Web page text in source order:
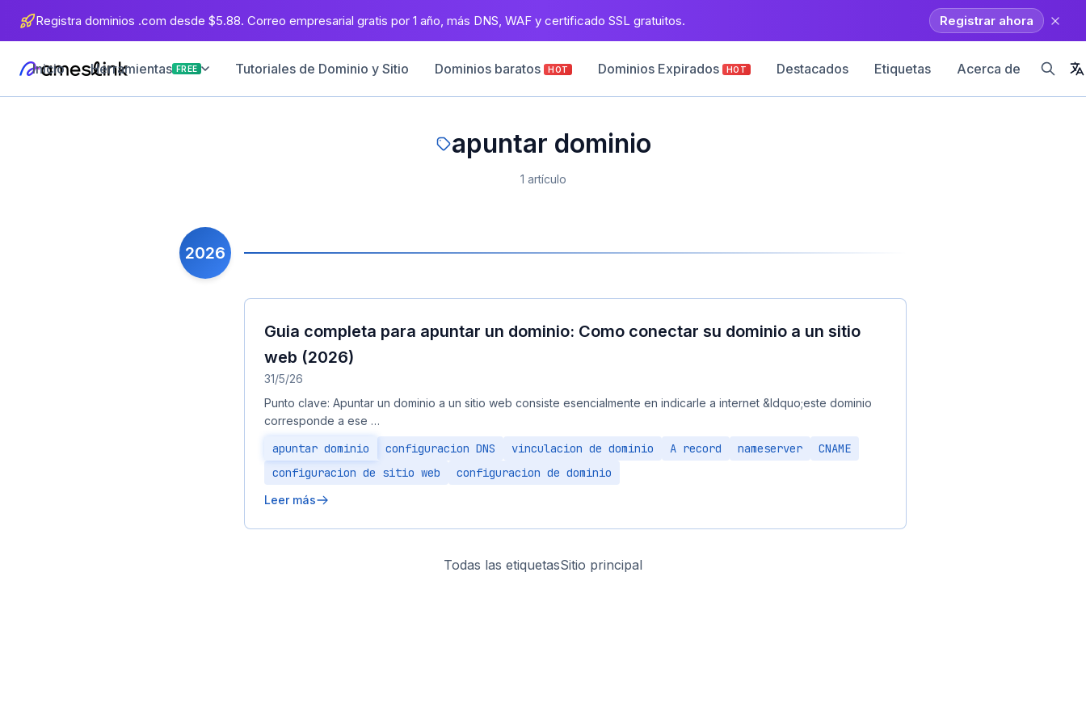
Registra dominios .com desde $5.88. Correo empresarial gratis por 1 año, más DNS, WAF y certificado SSL gratuitos. Registrar ahora
Inicio Herramientas FREE Tutoriales de Dominio y Sitio Dominios baratos HOT Dominios Expirados HOT Destacados Etiquetas Acerca de
apuntar dominio
1 artículo
2026
Guia completa para apuntar un dominio: Como conectar su dominio a un sitio
web (2026)
31/5/26
Punto clave: Apuntar un dominio a un sitio web consiste esencialmente en indicarle a internet &ldquo;este dominio
corresponde a ese …
apuntar dominio configuracion DNS vinculacion de dominio A record nameserver
CNAME
configuracion de sitio web
configuracion de dominio
Leer más
Todas las etiquetasSitio principal